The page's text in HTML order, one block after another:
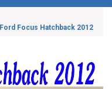
Focus Hatchback 2012